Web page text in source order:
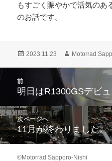
もすごく賑やかで活気の
のお話です。
投
2023.11.23
作
Motorrad
投
ビ
ゲ
ー
シ
前
前
投
稿:
明日はR1300GSデビュ
次ページへ
次
の
投
11月が終わりました。
©Motorrad Sapporo-Nishi